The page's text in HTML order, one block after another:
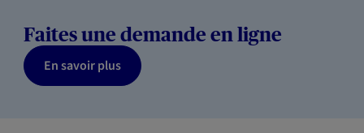
Faites une demande en ligne
En savoir plus